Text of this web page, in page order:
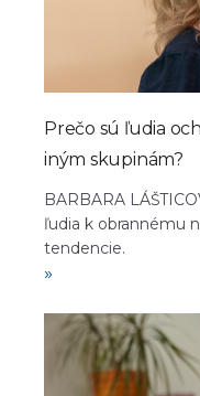
Prečo sú ľudia
iným skupinám?
BARBARA
ľudia k obrannému
tendencie.
»